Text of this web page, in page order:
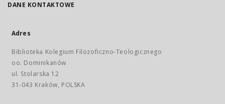
DANE KONTAKTOWE
Adres
Biblioteka Kolegium Filozoficzno-Teologicznego
oo. Dominikanów
ul. Stolarska 12
31-043 Kraków, POLSKA